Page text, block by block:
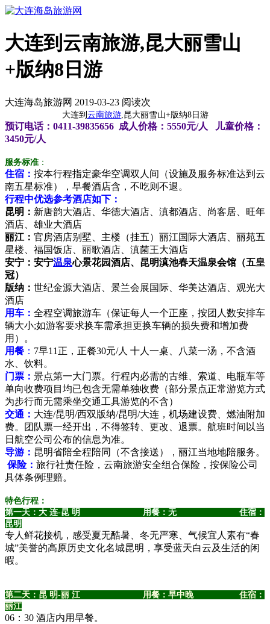
大连到云南旅游,昆大丽雪山
+版纳8日游
大连海岛旅游网 2019-03-23 阅读次
大连到 云南旅游,昆大丽雪山+版纳8日游
预订电话：0411-39835656 成人价格：5550元/人 儿童价格：
3450元/人
服务标准 ：
住宿： 按本行程指定豪华空调双人间（设施及服务标准达到云
南五星标准），早餐酒店含，不吃则不退。
行程中优选参考酒店如下：
昆明： 新唐韵大酒店、华德大酒店、滇都酒店、尚客居、旺年
酒店、雄业大酒店
丽江： 官房酒店别墅、主楼（挂五）丽江国际大酒店、丽苑五
星楼、福国饭店、丽歌酒店、滇菌王大酒店
安宁： 安宁温泉心景花园酒店、昆明滇池春天温泉会馆（五皇
冠）
版纳： 世纪金源大酒店、景兰会展国际、华美达酒店、观光大
酒店
用车： 全程空调旅游车（保证每人一个正座，按团人数安排车
辆大小;如游客要求换车需承担更换车辆的损失费和增加费
用）。
用餐 ： 7早11正，正餐30元/人 十人一桌、八菜一汤，不含酒
水、饮料。
门票： 景点第一大门票。行程内必需的古维、索道、电瓶车等
单向收费项目均已包含无需单独收费（部分景点正常游览方式
为步行而无需乘坐交通工具游览的不含）
交通： 大连/昆明/西双版纳/昆明/大连，机场建设费、燃油附加
费。团队票一经开出，不得签转、更改、退票。航班时间以当
日航空公司公布的信息为准。
导游： 昆明省陪全程陪同（不含接送），丽江当地地陪服务。
保险： 旅行社责任险，云南旅游安全组合保险，按保险公司
具体条例理赔。
特色行程：
第一天： 大 连-昆 明
用餐：无 住宿：
昆明
专人鲜花接机，感受夏无酷暑、冬无严寒、气候宜人素有“春
城”美誉的高原历史文化名城昆明，享受蓝天白云及生活的闲
暇。
第二天： 昆 明-丽 江 用餐：早中晚 住宿：
丽江
06：30 酒店内用早餐。